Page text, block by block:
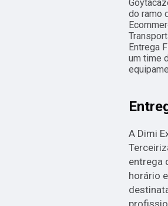
do ramo
Entrega
um time
A Dimi
entrega
horário